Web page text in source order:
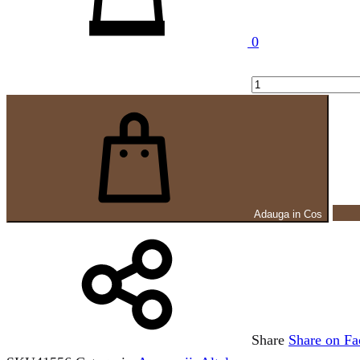
0
Adauga in Cos
Share Share on